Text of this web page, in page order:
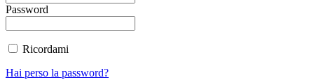
Password
Ricordami
Hai perso la password?